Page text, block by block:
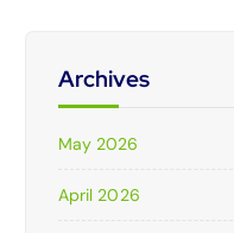
Archives
May 2026
April 2026